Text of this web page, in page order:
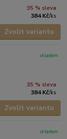
35 % sleva
384 Kč/ks
Zvolit variantu
35 % sleva
384 Kč/ks
skladem
Zvolit variantu
skladem